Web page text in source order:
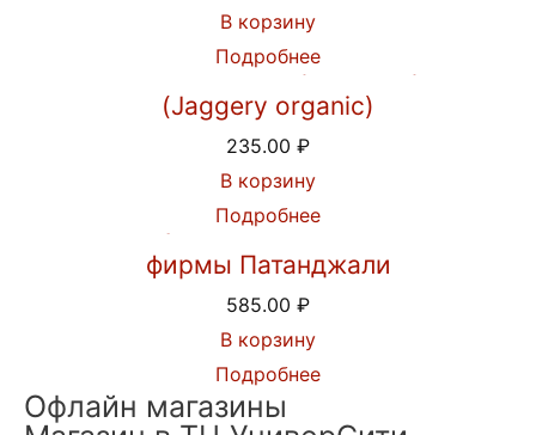
В корзину
Подробнее
Пальмовый сахар джаггери
(Jaggery organic)
235.00 ₽
В корзину
Подробнее
Шампунь Кеш Канти Рита от
фирмы Патанджали
585.00 ₽
В корзину
Подробнее
Офлайн магазины